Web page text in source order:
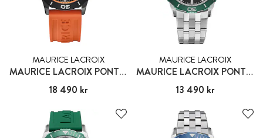
MAURICE LACROIX
MAURICE LACROIX PONTOS
Pris: 18 490 kr
18 490 kr
MAURICE LACROIX
MAURICE LACROIX PONTOS
Pris: 13 490 kr
13 490 kr